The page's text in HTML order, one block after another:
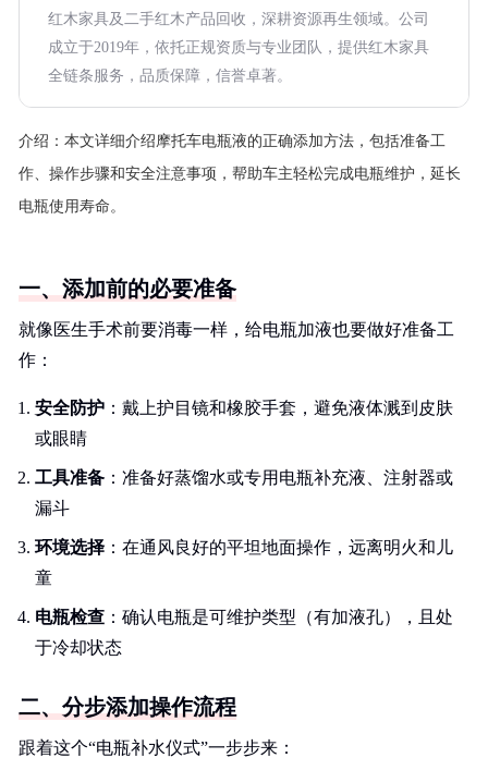
红木家具及二手红木产品回收，深耕资源再生领域。公司
成立于2019年，依托正规资质与专业团队，提供红木家具
全链条服务，品质保障，信誉卓著。
介绍： 本文详细介绍摩托车电瓶液的正确添加方法，包括准备工
作、操作步骤和安全注意事项，帮助车主轻松完成电瓶维护，延长
电瓶使用寿命。
一、添加前的必要准备
就像医生手术前要消毒一样，给电瓶加液也要做好准备工
作：
安全防护 ：戴上护目镜和橡胶手套，避免液体溅到皮肤
或眼睛
工具准备 ：准备好蒸馏水或专用电瓶补充液、注射器或
漏斗
环境选择 ：在通风良好的平坦地面操作，远离明火和儿
童
电瓶检查 ：确认电瓶是可维护类型（有加液孔），且处
于冷却状态
二、分步添加操作流程
跟着这个“电瓶补水仪式”一步步来：